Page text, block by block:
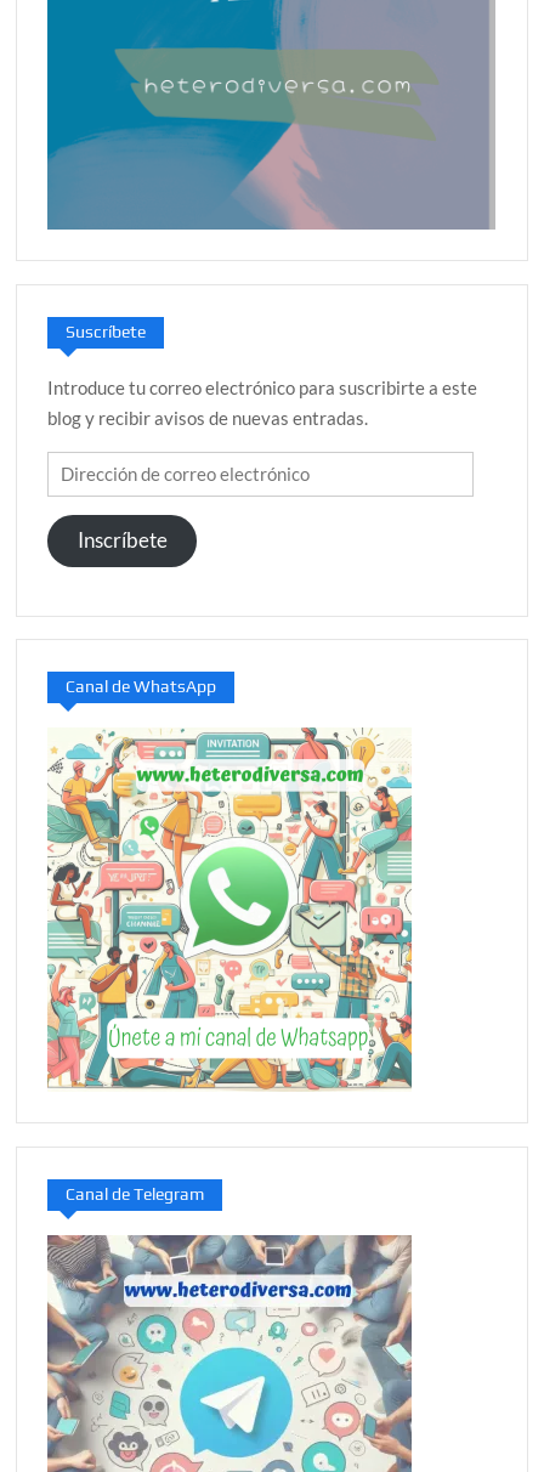
Suscríbete
Introduce tu correo electrónico para suscribirte a este
blog y recibir avisos de nuevas entradas.
Dirección
de
correo
electrónico
Inscríbete
Canal de WhatsApp
Canal de Telegram